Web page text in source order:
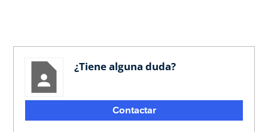
¿Tiene alguna duda?
Contactar